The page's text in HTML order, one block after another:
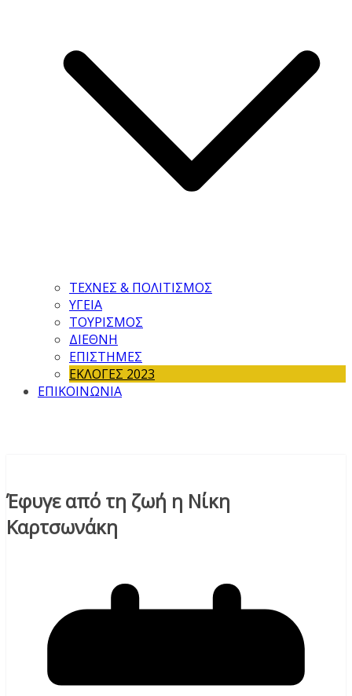
ΤΕΧΝΕΣ & ΠΟΛΙΤΙΣΜΟΣ
ΥΓΕΙΑ
ΤΟΥΡΙΣΜΟΣ
ΔΙΕΘΝΗ
ΕΠΙΣΤΗΜΕΣ
ΕΚΛΟΓΕΣ 2023
ΕΠΙΚΟΙΝΩΝΙΑ
Έφυγε από τη ζωή η Νίκη
Καρτσωνάκη